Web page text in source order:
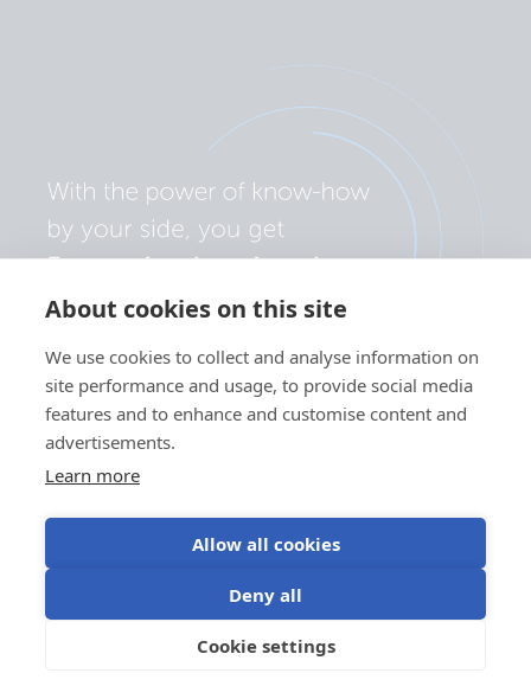
About cookies on this site
We use cookies to collect and analyse information on
site performance and usage, to provide social media
features and to enhance and customise content and
advertisements.
Learn more
Allow all cookies
Deny all
Cookie settings
Personvernserklæring
Bruk av informasjonskapslerVilkår for bruk
©Victron Energy 2026